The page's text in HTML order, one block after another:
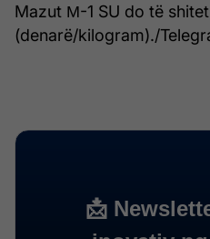
Mazut М-1 SU do të
(denarë/kilogram)./